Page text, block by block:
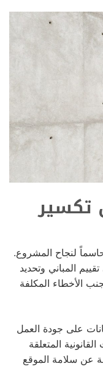
تكسير
لنجاح المشروع.
المباني وتحديد
الأخطاء المكلفة
على جودة العمل
المتعلقة
عن سلامة الموقع